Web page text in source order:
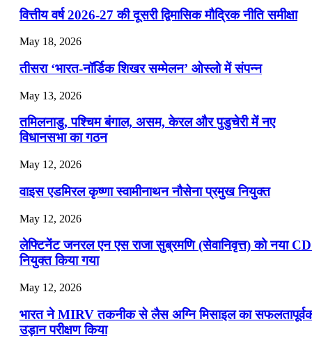
📝 डेली करेंट अफेयर्स: 22-24 जुलाई 2026
📝 डेली करेंट अफेयर्स: 16-18 जुलाई 2026
वित्तीय वर्ष 2026-27 की दूसरी द्विमासिक मौद्रिक नीति समीक्षा
May 18, 2026
तीसरा ‘भारत-नॉर्डिक शिखर सम्मेलन’ ओस्लो में संपन्न
May 13, 2026
तमिलनाडु, पश्चिम बंगाल, असम, केरल और पुडुचेरी में नए
विधानसभा का गठन
May 12, 2026
वाइस एडमिरल कृष्णा स्वामीनाथन नौसेना प्रमुख नियुक्त
May 12, 2026
लेफ्टिनेंट जनरल एन एस राजा सुब्रमणि (सेवानिवृत्त) को नया
नियुक्त किया गया
May 12, 2026
भारत ने MIRV तकनीक से लैस अग्नि मिसाइल का
उड़ान परीक्षण किया